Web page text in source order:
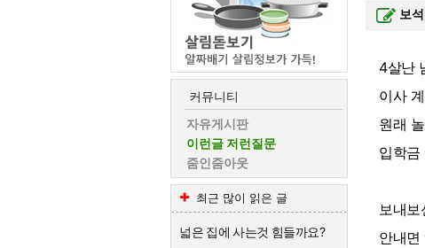
커뮤니티
자유게시판
이런글 저런질문
줌인줌아웃
최근 많이 읽은 글
넓은 집에 사는것 힘들까요?
보
4살난
이사
원래
입학금
보내보
안내면